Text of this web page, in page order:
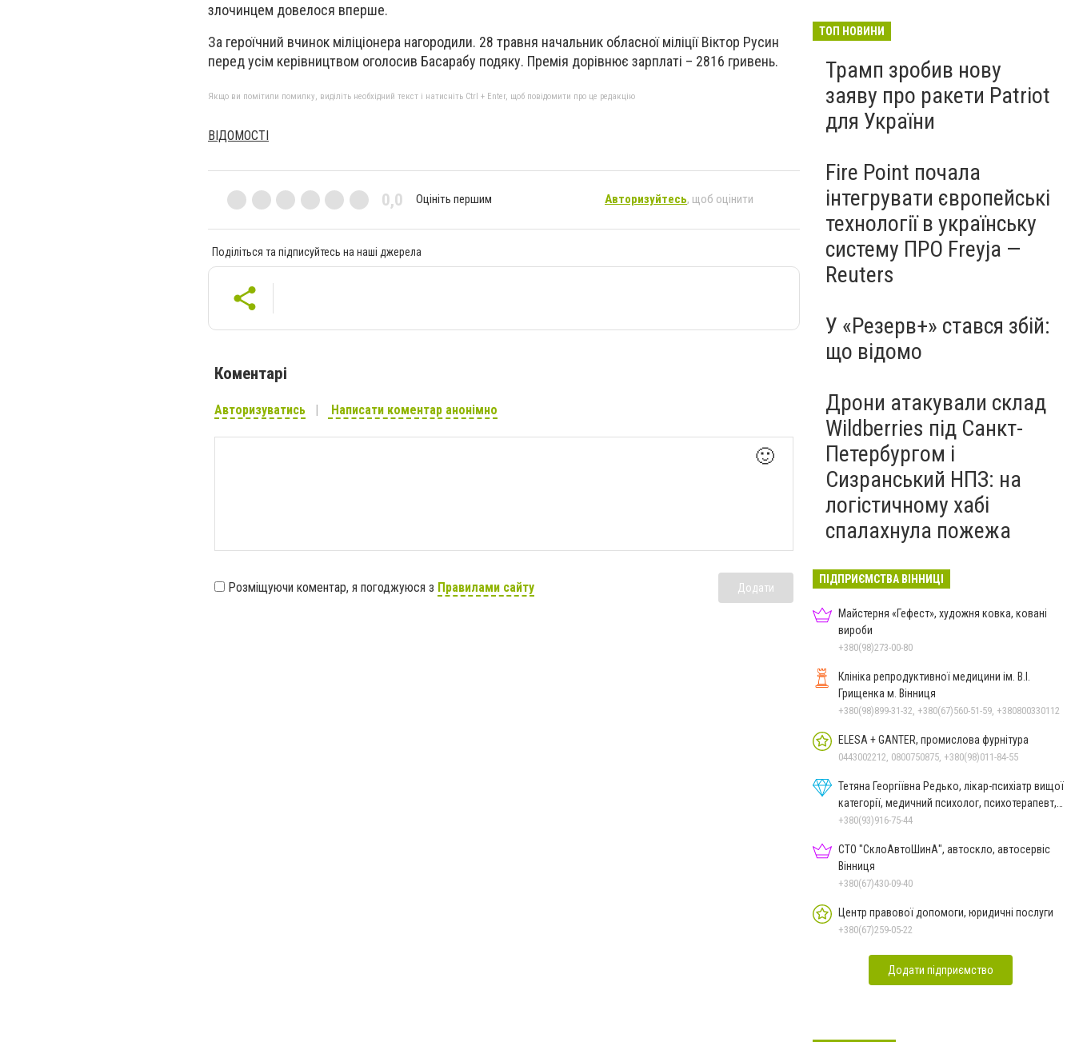
злочинцем довелося вперше.
За героїчний вчинок міліціонера нагородили. 28 травня начальник обласної міліції Віктор Русин
перед усім керівництвом оголосив Басарабу подяку. Премія дорівнює зарплаті – 2816 гривень.
Якщо ви помітили помилку, виділіть необхідний текст і натисніть Ctrl + Enter, щоб повідомити про це редакцію
ВІДОМОСТІ
0,0 Оцініть першим Авторизуйтесь, щоб оцінити
Поділіться та підписуйтесь на наші джерела
Коментарі
Авторизуватись Написати коментар анонімно
🙂
Розміщуючи коментар, я погоджуюся з Правилами сайту Додати
ТОП НОВИНИ
Трамп зробив нову
заяву про ракети Patriot
для України
Fire Point почала
інтегрувати європейські
технології в українську
систему ПРО Freyja —
Reuters
У «Резерв+» стався збій:
що відомо
Дрони атакували склад
Wildberries під Санкт-
Петербургом і
Сизранський НПЗ: на
логістичному хабі
спалахнула пожежа
ПІДПРИЄМСТВА ВІННИЦІ
Майстерня «Гефест», художня ковка, ковані
вироби
+380(98)273-00-80
Клініка репродуктивної медицини ім. В.І.
Грищенка м. Вінниця
+380(98)899-31-32, +380(67)560-51-59, +380800330112
ELESA + GANTER, промислова фурнітура
0443002212, 0800750875, +380(98)011-84-55
Тетяна Георгіївна Редько, лікар-психіатр вищої
категорії, медичний психолог, психотерапевт,
гіпнолог
+380(93)916-75-44
СТО "СклоАвтоШинА", автоскло, автосервіс
Вінниця
+380(67)430-09-40
Центр правової допомоги, юридичні послуги
+380(67)259-05-22
Додати підприємство